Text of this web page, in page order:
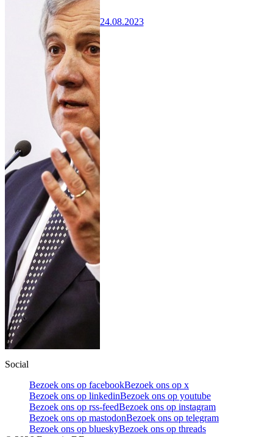
24.08.2023
Social
Bezoek ons op facebookBezoek ons op x
Bezoek ons op linkedinBezoek ons op youtube
Bezoek ons op rss-feedBezoek ons op instagram
Bezoek ons op mastodonBezoek ons op telegram
Bezoek ons op blueskyBezoek ons op threads